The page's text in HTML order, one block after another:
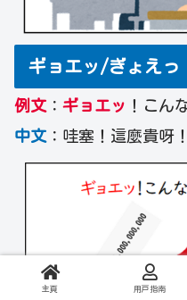
ギョエッ/ぎょえっ
例文 ： ギョエッ ！こん
中文 ：哇塞！這麼貴呀！
主頁 用戸指南